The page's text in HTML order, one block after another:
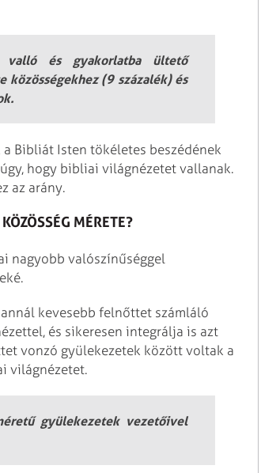
valló és gyakorlatba ültető
közösségekhez (9 százalék) és
Bibliát Isten tökéletes beszédének
hogy bibliai világnézetet vallanak.
az arány.
MÉRETE?
nagyobb valószínűséggel
kevesebb felnőttet számláló
és sikeresen integrálja is azt
vonzó gyülekezetek között voltak a
világnézetet.
gyülekezetek vezetőivel